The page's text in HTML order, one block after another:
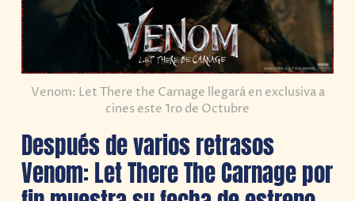
Venom: Let There the Carnage llegará en exclusiva a
cines este 1ro de Octubre
Después de varios retrasos
Venom: Let There The Carnage por